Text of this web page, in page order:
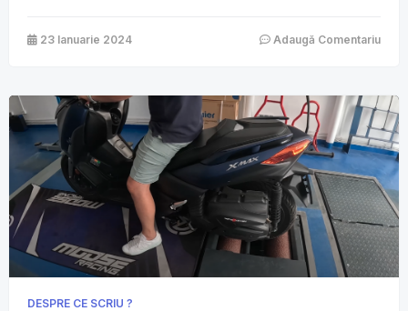
in mod corespunzator si la timp. Altii insa, au doar ghinion
23 Ianuarie 2024 Adaugă Comentariu
DESPRE CE SCRIU ?